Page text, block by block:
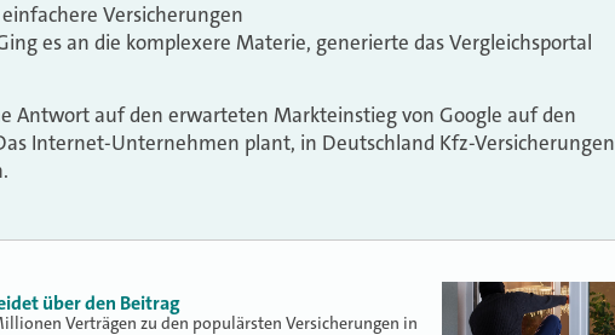
Versicherungen
es an die komplexere Materie, generierte das Vergleichsportal
Antwort auf den erwarteten Markteinstieg von Google auf den
Internet-Unternehmen plant, in Deutschland Kfz-Versicherungen
über den Beitrag
Verträgen zu den populärsten Versicherungen in